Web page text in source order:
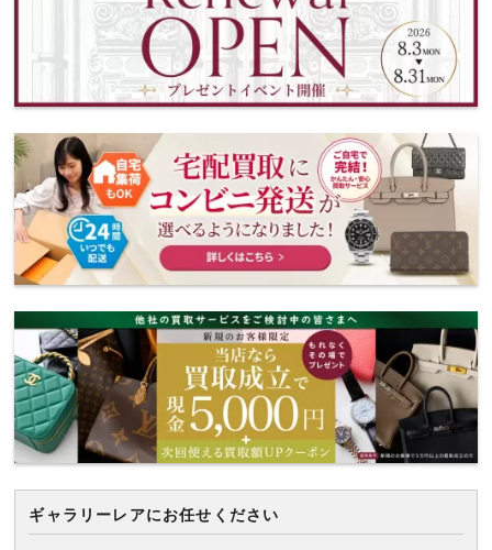
ギャラリーレアにお任せください